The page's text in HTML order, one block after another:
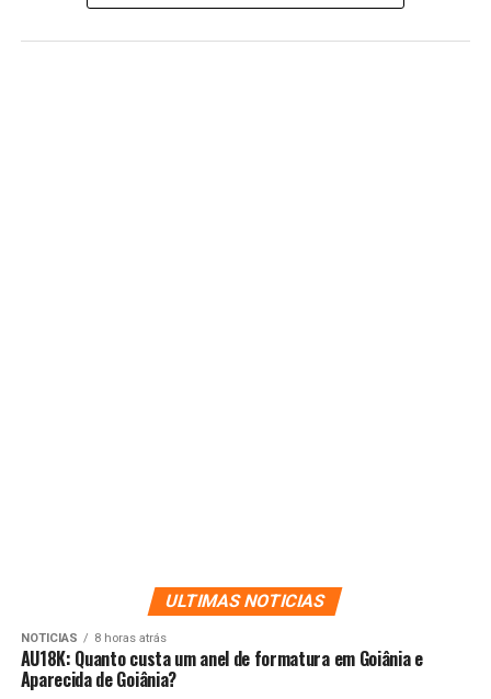
ULTIMAS NOTICIAS
NOTICIAS 8 horas atrás
AU18K: Quanto custa um anel de formatura em Goiânia e
Aparecida de Goiânia?